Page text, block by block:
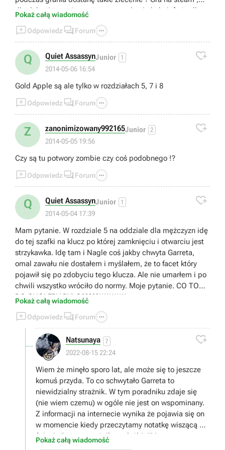
dlc dokupione też ze steam , po zakupie było info że dlc
będzie w mojej bibliotece , ale ja fizycznie tego dlc nie
widzę .
Pokaż całą wiadomość
Odpowiedz  Forum 
Q Quiet AssassynJunior 1
2014-05-06 16:54

Gold Apple są ale tylko w rozdziałach 5, 7 i 8
Odpowiedz  Forum 
Z zanonimizowany992165Junior 2
2014-05-05 19:56

Czy są tu potwory zombie czy coś podobnego !?
Odpowiedz  Forum 
Q Quiet AssassynJunior 1
2014-05-04 17:39

Mam pytanie. W rozdziale 5 na oddziale dla mężczyzn idę
do tej szafki na klucz po której zamknięciu i otwarciu jest
strzykawka. Idę tam i Nagle coś jakby chwyta Garreta,
omal zawału nie dostałem i myślałem, że to facet który
pojawił się po zdobyciu tego klucza. Ale nie umarłem i po
chwili wszystko wróciło do normy. Moje pytanie. CO TO
DO CHOLERY BYŁO?????!!!!!!!!!!!
Pokaż całą wiadomość
Odpowiedz  Forum 
😁
Natsunaya 7
2022-08-15 22:24

Wiem że minęło sporo lat, ale może się to jeszcze
komuś przyda. To co schwytało Garreta to
niewidzialny strażnik. W tym poradniku zdaje się
(nie wiem czemu) w ogóle nie jest on wspominany.
Z informacji na internecie wynika że pojawia się on
w momencie kiedy przeczytamy notatkę wiszącą na
ścianie "nocny strażnik na służbie!" i zaczyna on
krążyć po korytarzach oddziału męskiego. Tak się go
Pokaż całą wiadomość